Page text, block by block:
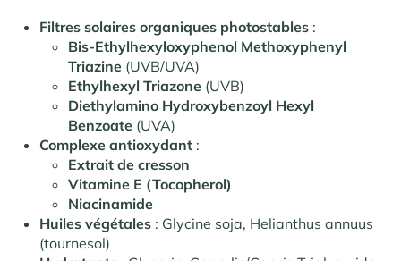
Filtres solaires organiques photostables :
Bis-Ethylhexyloxyphenol Methoxyphenyl
Triazine (UVB/UVA)
Ethylhexyl Triazone (UVB)
Diethylamino Hydroxybenzoyl Hexyl
Benzoate (UVA)
Complexe antioxydant :
Extrait de cresson
Vitamine E (Tocopherol)
Niacinamide
Huiles végétales : Glycine soja, Helianthus annuus
(tournesol)